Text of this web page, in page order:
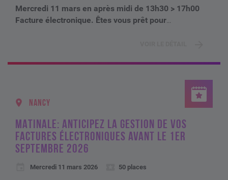
Mercredi 11 mars en après midi de 13h30 > 17h00
Facture électronique. Êtes vous prêt pour...
NANCY
MATINALE: ANTICIPEZ LA GESTION DE VOS
FACTURES ÉLECTRONIQUES AVANT LE 1ER
SEPTEMBRE 2026
Mercredi 11 mars 2026 50 places